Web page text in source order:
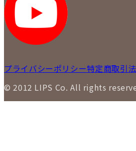
プライバシーポリシー特定商取引
© 2012 LIPS Co. All rights